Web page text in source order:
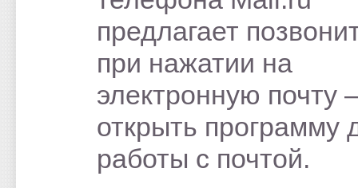
предлагает
при нажатии на
электронную почту
открыть программу
работы с почтой.